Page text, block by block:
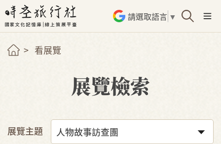
請選取語言 ▼
看展覽
展覽檢索
展覽主題